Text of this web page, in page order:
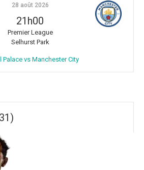
28 août 2026
21h00
Premier League
Selhurst Park
Palace vs Manchester City